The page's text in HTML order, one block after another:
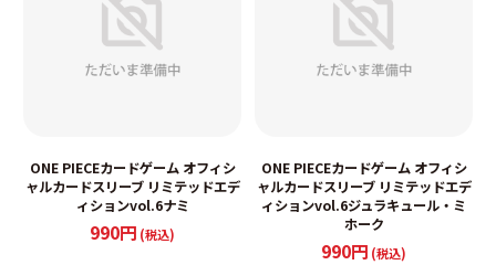
ONE PIECEカードゲーム オフィシ
ャルカードスリーブ リミテッドエデ
ィションvol.6ナミ
990円 (税込)
ONE PIECEカードゲーム オフィシ
ャルカードスリーブ リミテッドエデ
ィションvol.6ジュラキュール・ミ
ホーク
990円 (税込)